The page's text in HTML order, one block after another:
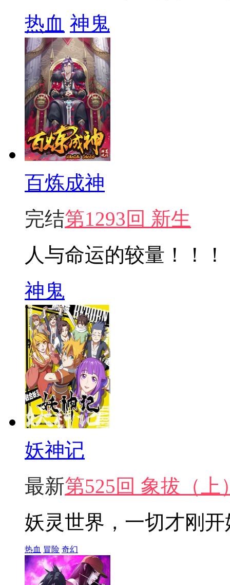
热血 神鬼
百炼成神
完结第1293回 新生
人与命运的较量！！！
神鬼
妖神记
最新第525回 象拔（上
妖灵世界，一切才刚开
热血 冒险 奇幻